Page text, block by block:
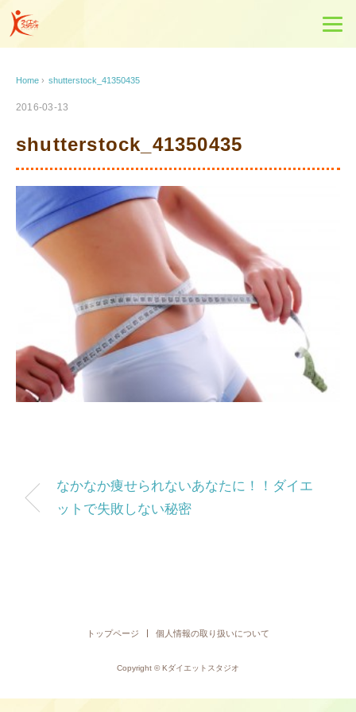
Home › shutterstock_41350435
2016-03-13
shutterstock_41350435
なかなか痩せられないあなたに！！ダイエ
ットで失敗しない秘密
トップページ 個人情報の取り扱いについて
Copyright © Kダイエットスタジオ